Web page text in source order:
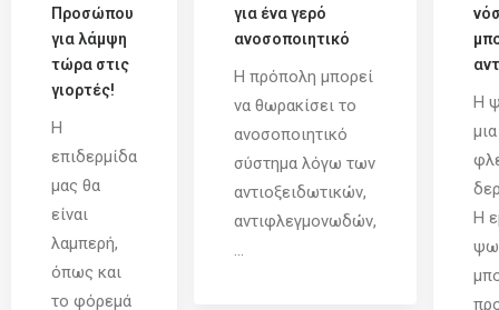
Προσώπου
για λάμψη
τώρα στις
γιορτές!
Η
επιδερμίδα
μας θα
είναι
λαμπερή,
όπως και
το φόρεμά
για ένα γερό
ανοσοποιητικό
Η πρόπολη μπορεί
να θωρακίσει το
ανοσοποιητικό
σύστημα λόγω των
αντιοξειδωτικών,
αντιφλεγμονωδών,
Η
Η